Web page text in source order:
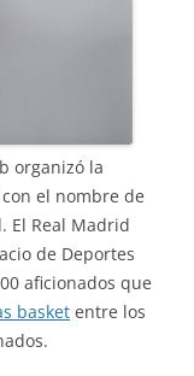
organizó la
el nombre de
El Real Madrid
de Deportes
aficionados que
basket entre los